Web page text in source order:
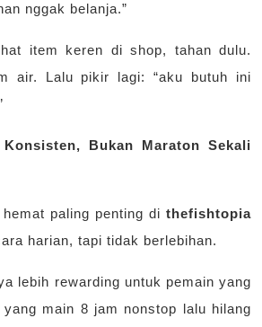
nggak belanja.”
item keren di shop, tahan dulu.
air. Lalu pikir lagi: “aku butuh ini
Bukan Maraton Sekali
paling penting di thefishtopia
harian, tapi tidak berlebihan.
lebih rewarding untuk pemain yang
main 8 jam nonstop lalu hilang